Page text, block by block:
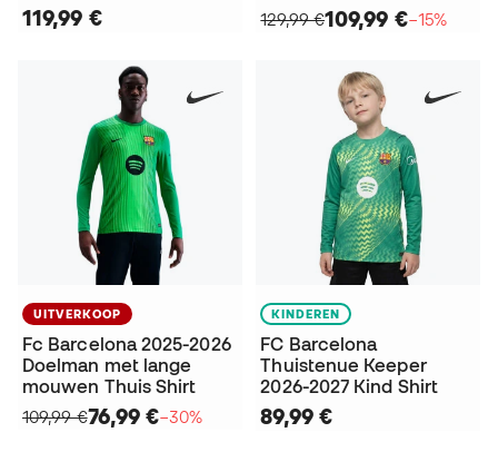
119,99 €
129,99 €109,99 €−15%
UITVERKOOP
Fc Barcelona 2025-2026
Doelman met lange
mouwen Thuis Shirt
109,99 €76,99 €−30%
KINDEREN
FC Barcelona
Thuistenue Keeper
2026-2027 Kind Shirt
89,99 €